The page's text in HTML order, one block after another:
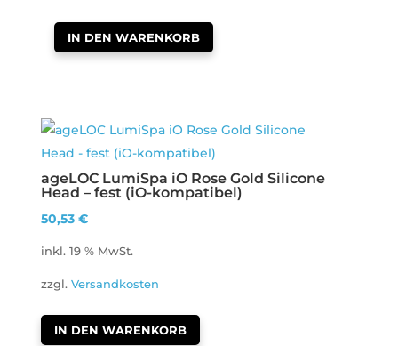
IN DEN WARENKORB
ageLOC LumiSpa iO Rose Gold Silicone
Head – fest (iO-kompatibel)
50,53€
inkl. 19 % MwSt.
zzgl.Versandkosten
IN DEN WARENKORB